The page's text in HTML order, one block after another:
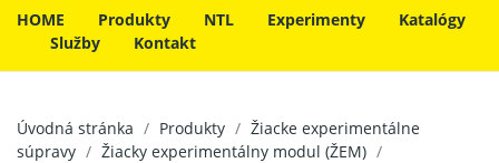
HOME Produkty NTL Experimenty
Katalógy
Služby
Kontakt
Úvodná stránka Produkty
Žiacke experimentálne
súpravy
Žiacky experimentálny modul (ŽEM)